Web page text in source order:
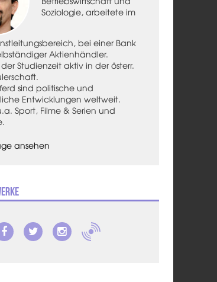
Soziologie, arbeitete im
bei einer Bank
Aktienhändler.
Studienzeit aktiv in der österr.
sind politische und
Entwicklungen weltweit.
Sport, Filme & Serien und
ansehen